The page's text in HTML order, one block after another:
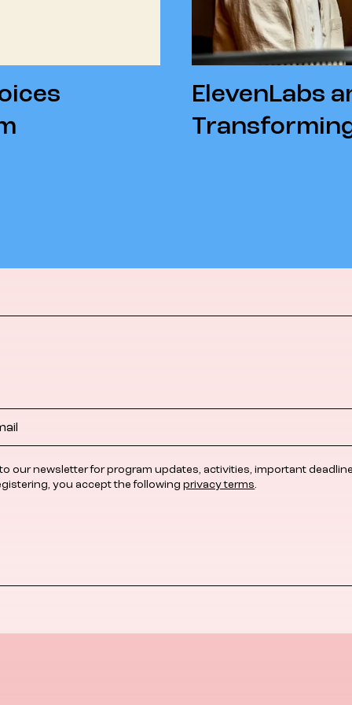
ElevenLabs
our newsletter for program updates, activities, important
you accept the followingprivacy terms.